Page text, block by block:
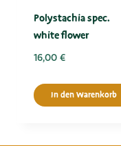
Polystachia spec.
white flower
16,00 €
In den Warenkorb